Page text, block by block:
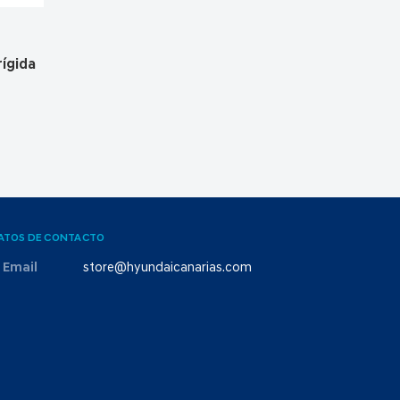
DE CONTACTO
Email store@hyundaicanarias.com